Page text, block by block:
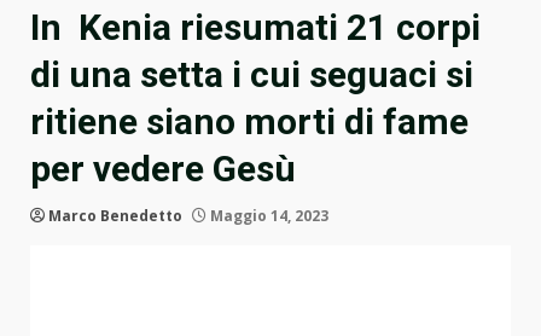
In Kenia riesumati 21 corpi
di una setta i cui seguaci si
ritiene siano morti di fame
per vedere Gesù
Marco Benedetto Maggio 14, 2023